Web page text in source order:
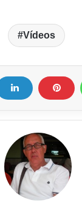
Vídeos